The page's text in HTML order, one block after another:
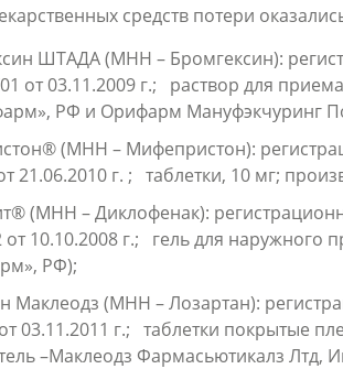
средств потери
ШТАДА (МНН – Бромгексин):
от 03.11.2009 г.; раствор для
РФ и Орифарм Мануфэкчуринг
(МНН – Мифепристон):
21.06.2010 г. ; таблетки, 10 мг;
(МНН – Диклофенак):
от 10.10.2008 г.; гель для наружного
РФ);
Маклеодз (МНН – Лозартан):
03.11.2011 г.; таблетки покрытые
–Маклеодз Фармасьютикалз Лтд,